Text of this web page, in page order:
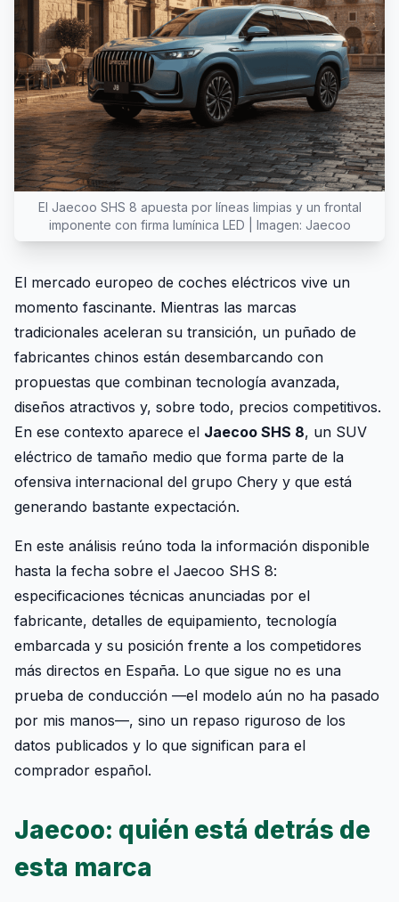
El Jaecoo SHS 8 apuesta por líneas limpias y un frontal
imponente con firma lumínica LED | Imagen: Jaecoo
El mercado europeo de coches eléctricos vive un
momento fascinante. Mientras las marcas
tradicionales aceleran su transición, un puñado de
fabricantes chinos están desembarcando con
propuestas que combinan tecnología avanzada,
diseños atractivos y, sobre todo, precios competitivos.
En ese contexto aparece el Jaecoo SHS 8, un SUV
eléctrico de tamaño medio que forma parte de la
ofensiva internacional del grupo Chery y que está
generando bastante expectación.
En este análisis reúno toda la información disponible
hasta la fecha sobre el Jaecoo SHS 8:
especificaciones técnicas anunciadas por el
fabricante, detalles de equipamiento, tecnología
embarcada y su posición frente a los competidores
más directos en España. Lo que sigue no es una
prueba de conducción —el modelo aún no ha pasado
por mis manos—, sino un repaso riguroso de los
datos publicados y lo que significan para el
comprador español.
Jaecoo: quién está detrás de
esta marca